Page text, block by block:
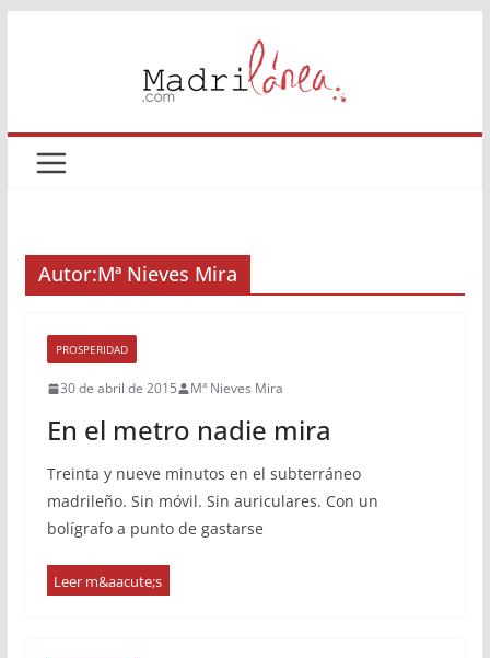
Autor:Mª Nieves Mira
PROSPERIDAD
30 de abril de 2015 Mª Nieves Mira
En el metro nadie mira
Treinta y nueve minutos en el subterráneo
madrileño. Sin móvil. Sin auriculares. Con un
bolígrafo a punto de gastarse